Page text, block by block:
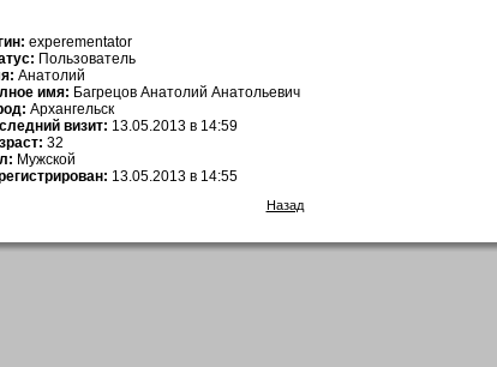
experementator
Пользователь
Анатолий
имя: Багрецов Анатолий Анатольевич
Архангельск
визит: 13.05.2013 в 14:59
32
Мужской
13.05.2013 в 14:55
Назад